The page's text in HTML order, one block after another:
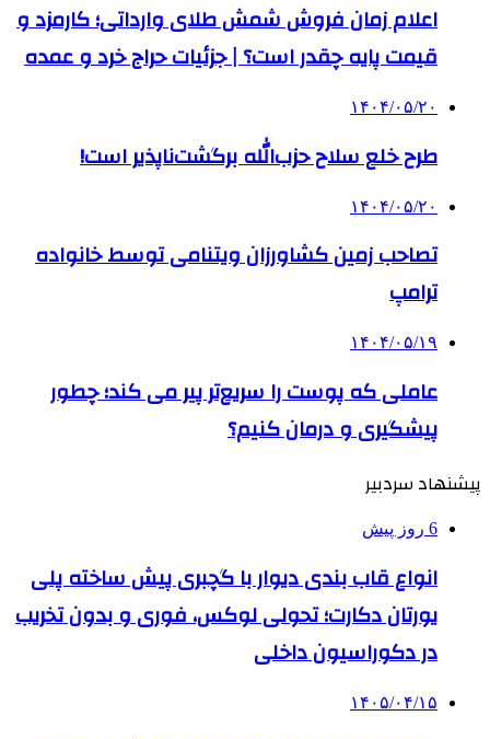
اعلام زمان فروش شمش طلای وارداتی؛ کارمزد و
قیمت پایه چقدر است؟ | جزئیات حراج خرد و عمده
۱۴۰۴/۰۵/۲۰
طرح خلع سلاح حزب‌الله برگشت‌ناپذیر است!
۱۴۰۴/۰۵/۲۰
تصاحب زمین کشاورزان ویتنامی توسط خانواده
ترامپ
۱۴۰۴/۰۵/۱۹
عاملی که پوست را سریع‌تر پیر می کند؛ چطور
پیشگیری و درمان کنیم؟
پیشنهاد سردبیر
6 روز پیش
انواع قاب بندی دیوار با گچبری پیش ساخته پلی
یورتان دکارت؛ تحولی لوکس، فوری و بدون تخریب
در دکوراسیون داخلی
۱۴۰۵/۰۴/۱۵